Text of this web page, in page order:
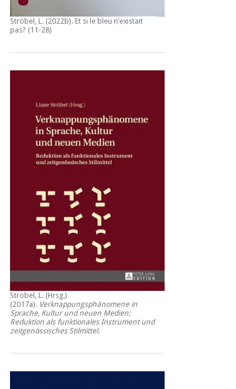
Ströbel, L. (2022b). Et si le bleu n’existait
pas? (11-28)
Ströbel, L. (Hrsg.)
(2017a). Verknappungsphänomene in
Sprache, Kultur und neuen Medien:
Reduktion als funktionales Instrument und
zeitgenössisches Stilmittel.